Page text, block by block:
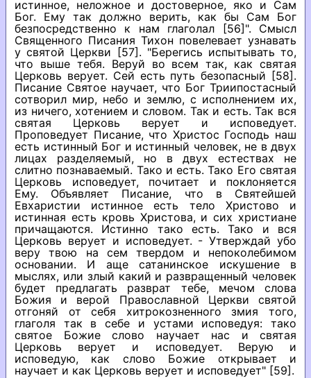
истинное, неложное и достоверное, яко и Сам
Бог. Ему так должно верить, как бы Сам Бог
безпосредственно к нам глаголал [56]". Смысл
Священного Писания Тихон повелевает узнавать
у святой Церкви [57]. "Берегись испытывать то,
что выше тебя. Веруй во всем так, как святая
Церковь верует. Сей есть путь безопасный [58].
Писание Святое научает, что Бог Триипостасный
сотворил мир, небо и землю, с исполнением их,
из ничего, хотением и словом. Так и есть. Так вся
святая Церковь верует и исповедует.
Проповедует Писание, что Христос Господь наш
есть истинный Бог и истинный человек, не в двух
лицах разделяемый, но в двух естествах не
слитно познаваемый. Тако и есть. Тако Его святая
Церковь исповедует, почитает и поклоняется
Ему. Объявляет Писание, что в Святейшей
Евхаристии истинное есть тело Христово и
истинная есть кровь Христова, и сих христиане
причащаются. Истинно тако есть. Тако и вся
Церковь верует и исповедует. - Утверждай убо
веру твою на сем твердом и непоколебимом
основании. И аще сатанинское искушение в
мыслях, или злый какий и развращенный человек
будет предлагать разврат тебе, мечом слова
Божия и верой Православной Церкви святой
отгоняй от себя хитрокозненного змия того,
глаголя так в себе и устами исповедуя: тако
святое Божие слово научает нас и святая
Церковь верует и исповедует. Верую и
исповедую, как слово Божие открывает и
научает и как Церковь верует и исповедует" [59].